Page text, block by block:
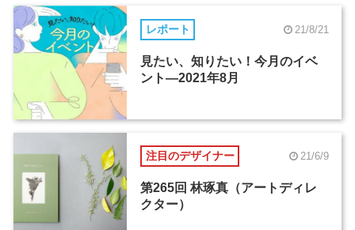
レポート 21/8/21
見たい、知りたい！今月のイベ
ント―2021年8月
注目のデザイナー 21/6/9
第265回 林琢真（アートディレ
クター）